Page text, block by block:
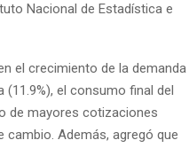
Nacional de Estadística e
el crecimiento de la demanda
(11.9%), el consumo final del
de mayores cotizaciones
Además, agregó que